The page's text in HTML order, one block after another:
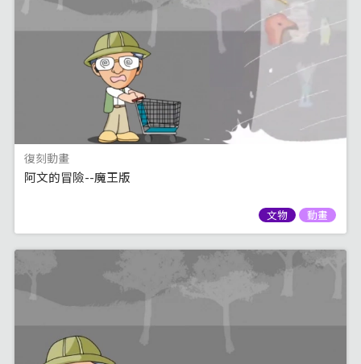
復刻動畫
阿文的冒險--魔王版
文物 動畫